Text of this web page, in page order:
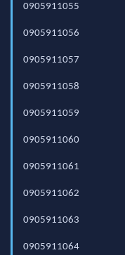
0905911055
0905911056
0905911057
0905911058
0905911059
0905911060
0905911061
0905911062
0905911063
0905911064